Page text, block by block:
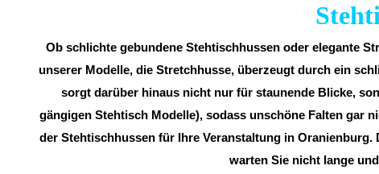
Ob schlichte gebundene Stehtischhussen oder elegante
unserer Modelle, die Stretchhusse, überzeugt durch ein
sorgt darüber hinaus nicht nur für staunende Blicke,
gängigen Stehtisch Modelle), sodass unschöne Falten gar
der Stehtischhussen für Ihre Veranstaltung in
warten Sie nicht lange